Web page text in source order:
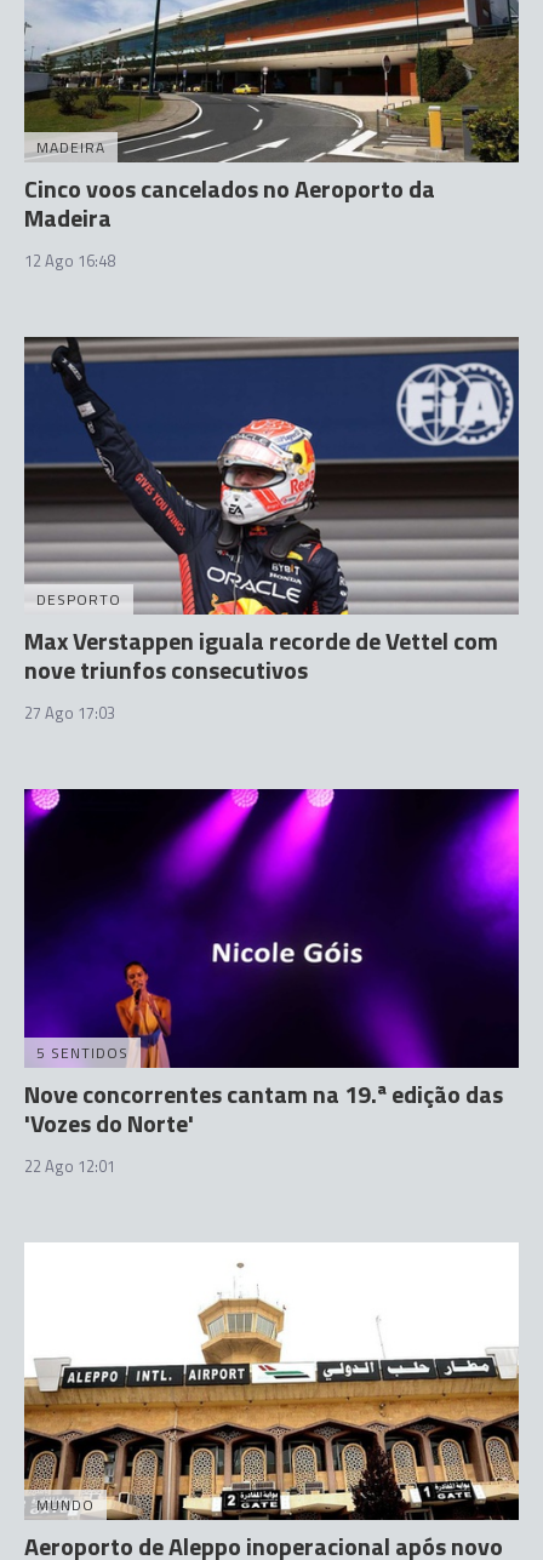
MADEIRA
Cinco voos cancelados no Aeroporto da
Madeira
12 Ago 16:48
DESPORTO
Max Verstappen iguala recorde de Vettel com
nove triunfos consecutivos
27 Ago 17:03
5 SENTIDOS
Nove concorrentes cantam na 19.ª edição das
'Vozes do Norte'
22 Ago 12:01
MUNDO
Aeroporto de Aleppo inoperacional após novo